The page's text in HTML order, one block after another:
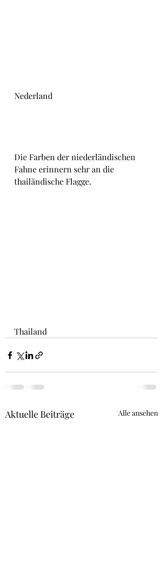
Nederland
Die Farben der niederländischen
Fahne erinnern sehr an die
thailändische Flagge.
Thailand
Aktuelle Beiträge Alle ansehen